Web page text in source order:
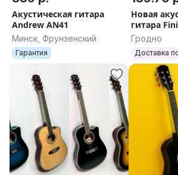
Акустическая гитара
Andrew AN41
Минск, Фрунзенский
Гарантия
Новая
гитара
Гродно
Доставка